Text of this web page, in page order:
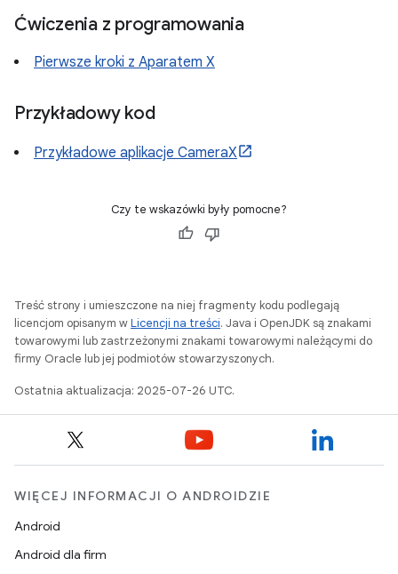
Ćwiczenia z programowania
Pierwsze kroki z Aparatem X
Przykładowy kod
Przykładowe aplikacje CameraX
Czy te wskazówki były pomocne?
Treść strony i umieszczone na niej fragmenty kodu podlegają
licencjom opisanym wLicencji na treści. Java i OpenJDK są znakami
towarowymi lub zastrzeżonymi znakami towarowymi należącymi do
firmy Oracle lub jej podmiotów stowarzyszonych.
Ostatnia aktualizacja: 2025-07-26 UTC.
WIĘCEJ INFORMACJI O ANDROIDZIE
Android
Android dla firm